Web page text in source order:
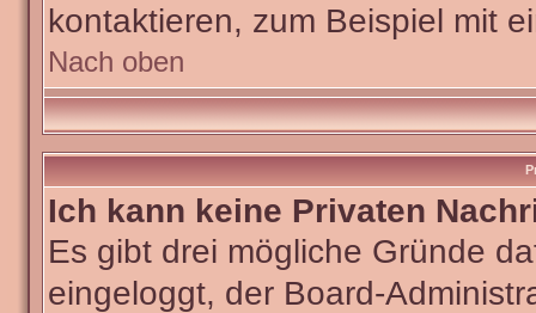
kontaktieren, zum Beispiel mit
Nach oben
Ich kann keine Privaten
Es gibt drei mögliche Gründe
eingeloggt, der Board-